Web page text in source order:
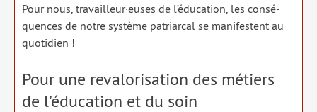
Pour nous, travailleur·euses de l’éducation, les consé­
quences de notre sys­tème patriar­cal se mani­festent au
quo­ti­dien !
Pour une revalorisation des métiers
de l’éducation et du soin